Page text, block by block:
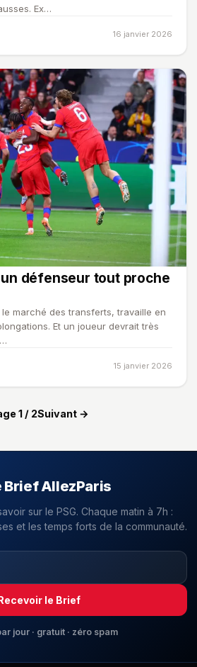
Ex…
16 janvier 2026
un défenseur tout proche
marché des transferts, travaille en
Et un joueur devrait très
15 janvier 2026
1 / 2Suivant →
Brief AllezParis
sur le PSG. Chaque matin à 7h :
et les temps forts de la communauté.
le Brief
jour · gratuit · zéro spam